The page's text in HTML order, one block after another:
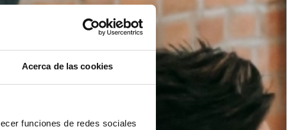
Acerca de las cookies
funciones de redes sociales